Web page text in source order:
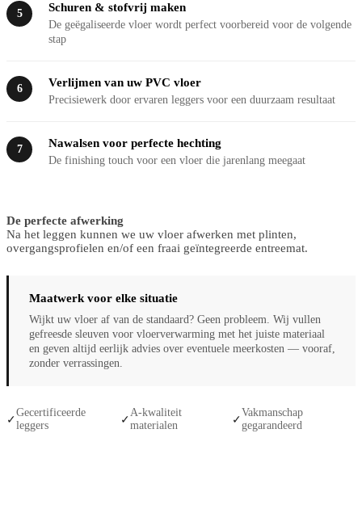
5 Schuren & stofvrij maken
De geëgaliseerde vloer wordt perfect voorbereid voor de volgende
stap
6 Verlijmen van uw PVC vloer
Precisiewerk door ervaren leggers voor een duurzaam resultaat
7 Nawalsen voor perfecte hechting
De finishing touch voor een vloer die jarenlang meegaat
De perfecte afwerking
Na het leggen kunnen we uw vloer afwerken met plinten,
overgangsprofielen en/of een fraai geïntegreerde entreemat.
Maatwerk voor elke situatie
Wijkt uw vloer af van de standaard? Geen probleem. Wij vullen
gefreesde sleuven voor vloerverwarming met het juiste materiaal
en geven altijd eerlijk advies over eventuele meerkosten — vooraf,
zonder verrassingen.
✓
Gecertificeerde
leggers
✓
A-kwaliteit
materialen
✓
Vakmanschap
gegarandeerd